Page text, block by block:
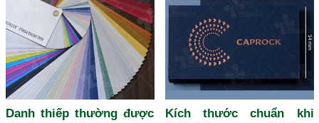
Danh thiếp thường được
Kích thước chuẩn khi